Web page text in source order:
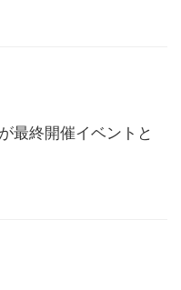
最終開催イベントと